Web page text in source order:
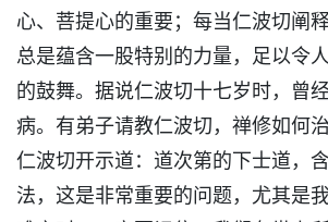
心、菩提心的重要；每当仁波切阐
总是蕴含一股特别的力量，足以令
的鼓舞。据说仁波切十七岁时，曾
病。有弟子请教仁波切，禅修如何
仁波切开示道：道次第的下士道，
法，这是非常重要的问题，尤其是